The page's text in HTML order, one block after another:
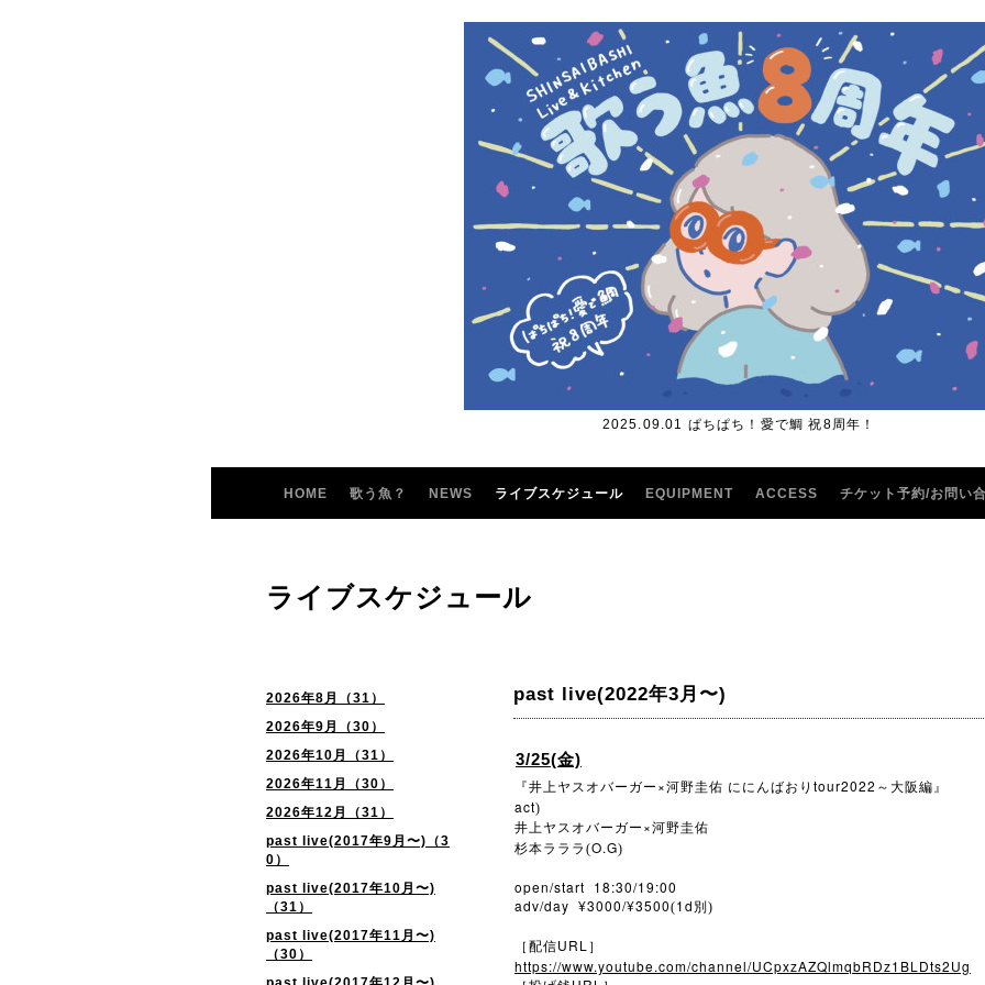
2025.09.01 ぱちぱち！愛で鯛 祝8周年！
HOME 歌う魚？ NEWS ライブスケジュール EQUIPMENT ACCESS チケット予約/お問い
2026年8月（31）
2026年9月（30）
2026年10月（31）
2026年11月（30）
2026年12月（31）
past live(2017年9月〜)（3
0）
past live(2017年10月〜)
（31）
past live(2017年11月〜)
（30）
ライブスケジュール
past live(2022年3月〜)
3/25(金)
『井上ヤスオバーガー ×河野圭佑 ににんばおり tour2022 ～大阪編』
act)
井上ヤスオバーガー ×河野圭佑
杉本ラララ(O.G)
open/start 18:30/19:00
adv/day ¥3000/¥3500(1d 別)
［配信URL ］
https://www.youtube.com/channel/UCpxzAZQlmqbRDz1BLDts2Ug